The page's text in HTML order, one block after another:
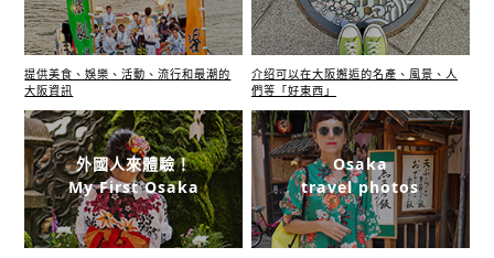
提供美食、娛樂、活動、流行和最潮的
大阪資訊
介绍可以在大阪邂逅的名產、風景、人
們等「好東西」
外國人來體驗！
My First Osaka
Osaka
travel photos